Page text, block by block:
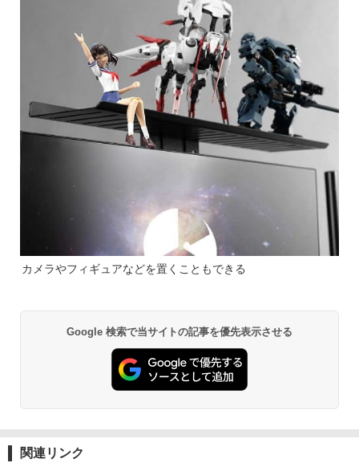
カメラやフィギュアなどを置くこともできる
Google 検索で当サイトの記事を優先表示させる
関連リンク